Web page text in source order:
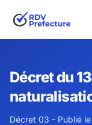
Décret du
Décret 03 - Publié